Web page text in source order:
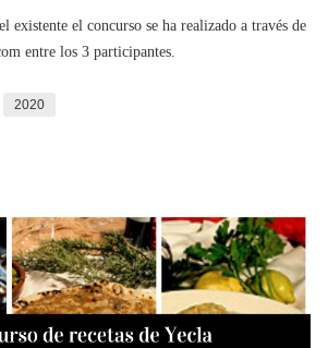
existente el concurso se ha realizado a través de
entre los 3 participantes.
2020